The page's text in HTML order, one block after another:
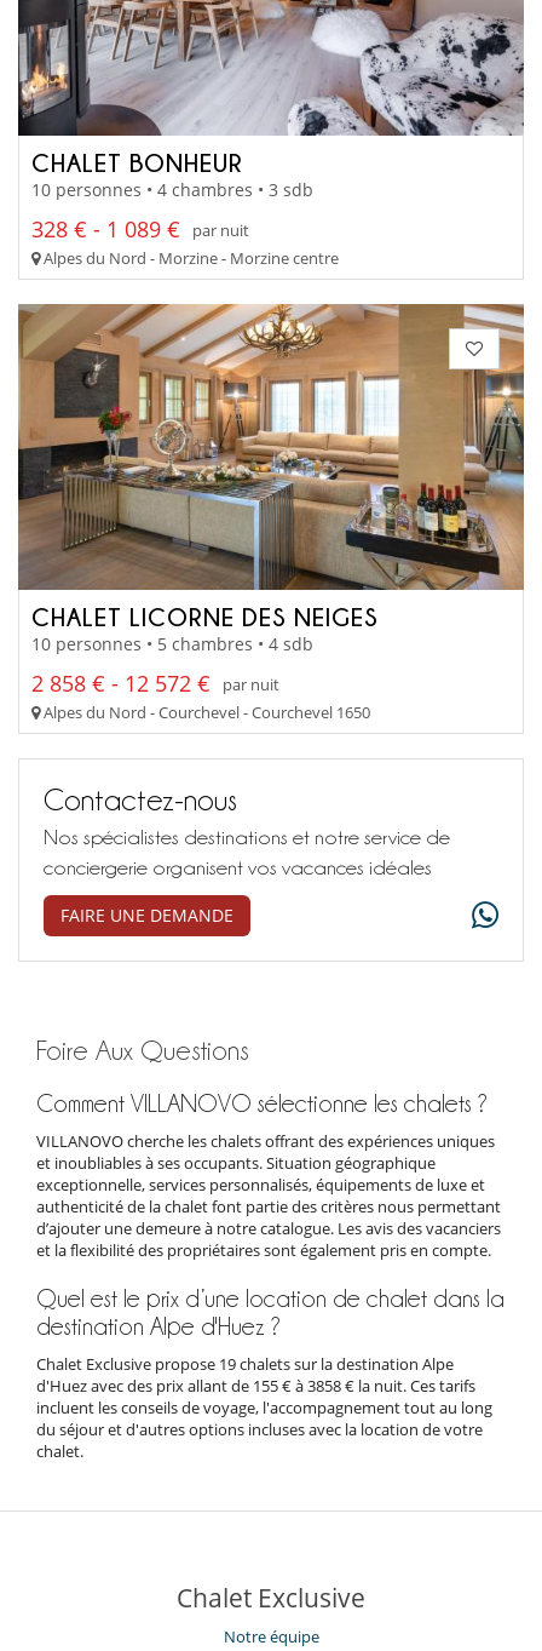
CHALET BONHEUR
10 personnes • 4 chambres • 3 sdb
328 € - 1 089 €
par nuit
Alpes du Nord - Morzine - Morzine centre
CHALET LICORNE DES NEIGES
10 personnes • 5 chambres • 4 sdb
2 858 € - 12 572 €
par nuit
Alpes du Nord - Courchevel - Courchevel 1650
Contactez-nous
Nos spécialistes destinations et notre service de
conciergerie organisent vos vacances idéales
FAIRE UNE DEMANDE
Foire Aux Questions
Comment VILLANOVO sélectionne les chalets ?
VILLANOVO cherche les chalets offrant des expériences uniques
et inoubliables à ses occupants. Situation géographique
exceptionnelle, services personnalisés, équipements de luxe et
authenticité de la chalet font partie des critères nous permettant
d’ajouter une demeure à notre catalogue. Les avis des vacanciers
et la flexibilité des propriétaires sont également pris en compte.
Quel est le prix d’une location de chalet dans la
destination Alpe d'Huez ?
Chalet Exclusive propose 19 chalets sur la destination Alpe
d'Huez avec des prix allant de 155 € à 3858 € la nuit. Ces tarifs
incluent les conseils de voyage, l'accompagnement tout au long
du séjour et d'autres options incluses avec la location de votre
chalet.
Chalet Exclusive
Notre équipe